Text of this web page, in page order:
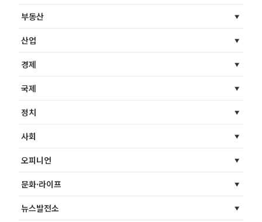
부동산
산업
경제
국제
정치
사회
오피니언
문화·라이프
뉴스발전소